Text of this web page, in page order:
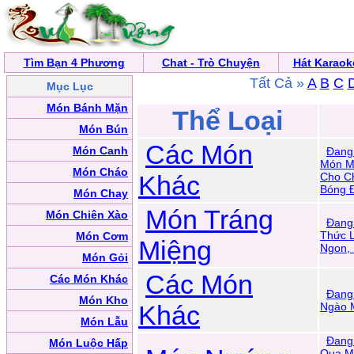
Tìm Bạn 4 Phương Chat - Trò Chuyện
Hát
Mục Lục
Món Bánh Mặn
Món Bún
Món Canh
Món Cháo
Món Chay
Món Chiên Xào
Món Cơm
Món Gỏi
Các Món Khác
Món Kho
Món Lẫu
Món Luộc Hấp
Tất Cả » A B C
Thể Loại
Các Món
Khác
Món
Cho
Bóng
Món Tráng
Miệng
Đang
Thức
Ngon,
Các Món
Khác
Ngào